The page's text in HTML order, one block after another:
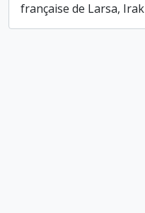
française de Larsa, Irak